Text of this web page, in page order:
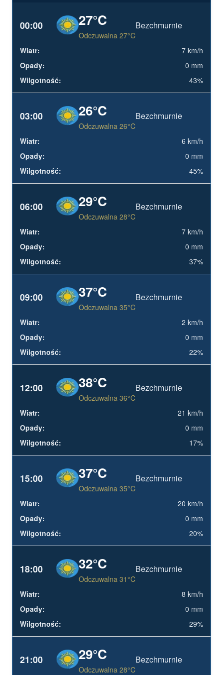
00:00 27°C
Odczuwalna 27°C
Bezchmurnie
7 km/h
0 mm
43%
03:00 26°C
Odczuwalna 26°C
Bezchmurnie
6 km/h
0 mm
45%
06:00 29°C
Odczuwalna 28°C
Bezchmurnie
7 km/h
0 mm
37%
09:00 37°C
Odczuwalna 35°C
Bezchmurnie
2 km/h
0 mm
22%
12:00 38°C
Odczuwalna 36°C
Bezchmurnie
21 km/h
0 mm
17%
15:00 37°C
Odczuwalna 35°C
Bezchmurnie
20 km/h
0 mm
20%
18:00 32°C
Odczuwalna 31°C
Bezchmurnie
8 km/h
0 mm
29%
21:00 29°C
Odczuwalna 28°C
Bezchmurnie